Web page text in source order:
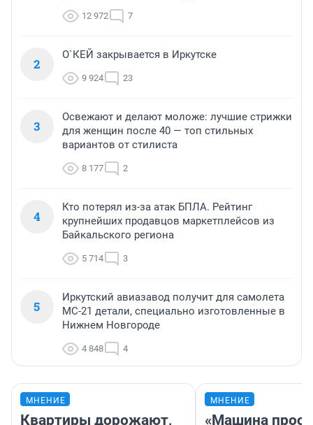
12 972 7
2
О`КЕЙ закрывается в Иркутске
9 924 23
3
Освежают и делают моложе: лучшие стрижки
для женщин после 40 — топ стильных
вариантов от стилиста
8 177 2
4
Кто потерял из-за атак БПЛА. Рейтинг
крупнейших продавцов маркетплейсов из
Байкальского региона
5 714 3
5
Иркутский авиазавод получит для самолета
МС-21 детали, специально изготовленные в
Нижнем Новгороде
4 848 4
МНЕНИЕ
Квартиры дорожают,
МНЕНИЕ
«Машина